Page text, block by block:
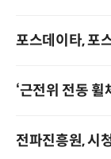
포스데이타, 포
‘근전위 전동
전파진흥원, 시